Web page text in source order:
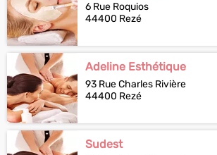
6 Rue Roquios
44400 Rezé
Adeline Esthétique
93 Rue Charles Rivière
44400 Rezé
Sudest